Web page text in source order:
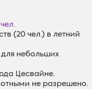
(20 чел.) в летний
небольших
Цесвайне.
не разрешено.